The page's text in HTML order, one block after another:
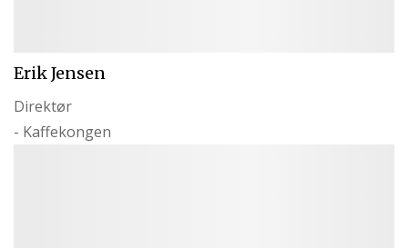
Erik Jensen
Direktør
- Kaffekongen